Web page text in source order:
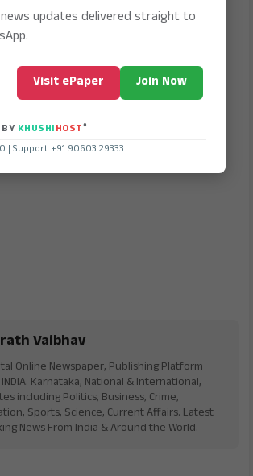
Vaibhav
Online Newspaper, Publishing Platform
Karnataka, National & International,
including Politics, Business, Crime,
Sports, Science, Current Affairs. Latest
News From India & Around the World.
updates delivered straight to
Visit ePaper Join Now
BYKHUSHIHOST®
| Support +91 90603 29333